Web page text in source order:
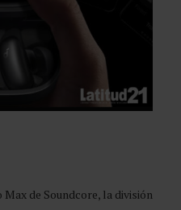
de Soundcore, la división